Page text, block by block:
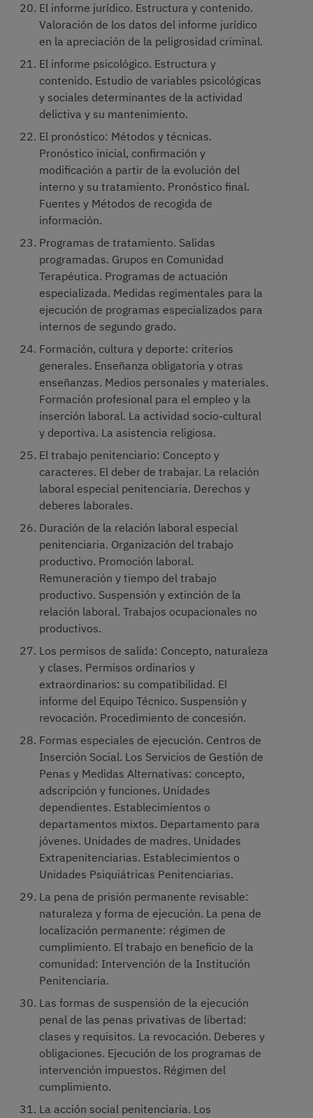
El informe jurídico. Estructura y contenido.
Valoración de los datos del informe jurídico
en la apreciación de la peligrosidad criminal.
El informe psicológico. Estructura y
contenido. Estudio de variables psicológicas
y sociales determinantes de la actividad
delictiva y su mantenimiento.
El pronóstico: Métodos y técnicas.
Pronóstico inicial, confirmación y
modificación a partir de la evolución del
interno y su tratamiento. Pronóstico final.
Fuentes y Métodos de recogida de
información.
Programas de tratamiento. Salidas
programadas. Grupos en Comunidad
Terapéutica. Programas de actuación
especializada. Medidas regimentales para la
ejecución de programas especializados para
internos de segundo grado.
Formación, cultura y deporte: criterios
generales. Enseñanza obligatoria y otras
enseñanzas. Medios personales y materiales.
Formación profesional para el empleo y la
inserción laboral. La actividad socio-cultural
y deportiva. La asistencia religiosa.
El trabajo penitenciario: Concepto y
caracteres. El deber de trabajar. La relación
laboral especial penitenciaria. Derechos y
deberes laborales.
Duración de la relación laboral especial
penitenciaria. Organización del trabajo
productivo. Promoción laboral.
Remuneración y tiempo del trabajo
productivo. Suspensión y extinción de la
relación laboral. Trabajos ocupacionales no
productivos.
Los permisos de salida: Concepto, naturaleza
y clases. Permisos ordinarios y
extraordinarios: su compatibilidad. El
informe del Equipo Técnico. Suspensión y
revocación. Procedimiento de concesión.
Formas especiales de ejecución. Centros de
Inserción Social. Los Servicios de Gestión de
Penas y Medidas Alternativas: concepto,
adscripción y funciones. Unidades
dependientes. Establecimientos o
departamentos mixtos. Departamento para
jóvenes. Unidades de madres. Unidades
Extrapenitenciarias. Establecimientos o
Unidades Psiquiátricas Penitenciarias.
La pena de prisión permanente revisable:
naturaleza y forma de ejecución. La pena de
localización permanente: régimen de
cumplimiento. El trabajo en beneficio de la
comunidad: Intervención de la Institución
Penitenciaria.
Las formas de suspensión de la ejecución
penal de las penas privativas de libertad:
clases y requisitos. La revocación. Deberes y
obligaciones. Ejecución de los programas de
intervención impuestos. Régimen del
cumplimiento.
La acción social penitenciaria. Los